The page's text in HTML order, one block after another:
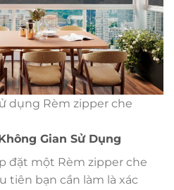
dụng Rèm zipper che
Gian Sử Dụng
đặt một Rèm zipper che
tiên bạn cần làm là xác